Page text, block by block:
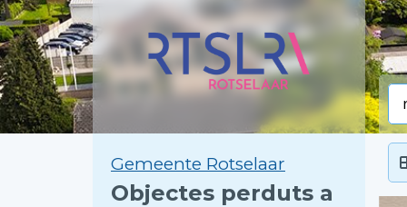
Gemeente Rotselaar
Objectes perduts a